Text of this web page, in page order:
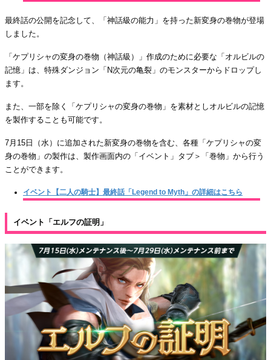
最終話の公開を記念して、「神話級の能力」を持った新変身の巻物が登場
しました。
「ケプリシャの変身の巻物（神話級）」作成のために必要な「オルビルの
記憶」は、特殊ダンジョン「N次元の亀裂」のモンスターからドロップし
ます。
また、一部を除く「ケプリシャの変身の巻物」を素材としオルビルの記憶
を製作することも可能です。
7月15日（水）に追加された新変身の巻物を含む、各種「ケプリシャの変
身の巻物」の製作は、製作画面内の「イベント」タブ＞「巻物」から行う
ことができます。
イベント【二人の騎士】最終話「Legend to Myth」の詳細はこちら
イベント「エルフの証明」